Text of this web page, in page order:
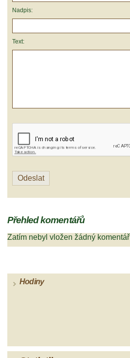
Nadpis:
Text:
Přehled komentářů
Zatím nebyl vložen žádný komentář
Hodiny